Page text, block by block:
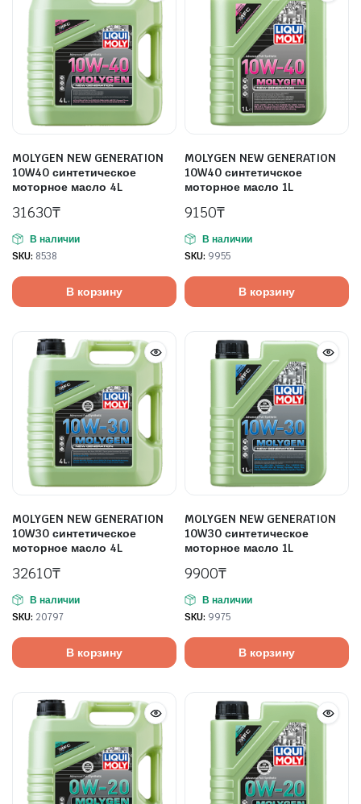
MOLYGEN NEW GENERATION
10W40 синтетическое
моторное масло 4L
31630₸
В наличии
SKU: 8538
В корзину
MOLYGEN NEW GENERATION
10W40 синтетичское
моторное масло 1L
9150₸
В наличии
SKU: 9955
В корзину
MOLYGEN NEW GENERATION
10W30 синтетическое
моторное масло 4L
32610₸
В наличии
SKU: 20797
В корзину
MOLYGEN NEW GENERATION
10W30 синтетическое
моторное масло 1L
9900₸
В наличии
SKU: 9975
В корзину